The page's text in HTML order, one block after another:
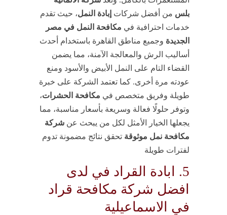
بلس من أفضل شركات إبادة النمل، حيث تقدم
خدمات احترافية في مكافحة النمل في مصر
الجديدة وجميع مناطق القاهرة باستخدام أحدث
أساليب الرش والمعالجة الآمنة، مما يضمن
القضاء التام على النمل الأبيض والأسود ومنع
عودته مرة أخرى. كما تعتمد الشركة على خبرة
طويلة وفريق متخصص في مكافحة الحشرات،
وتوفر حلولًا فعالة وسريعة بأسعار مناسبة، مما
يجعلها الخيار الأمثل لكل من يبحث عن شركة
مكافحة نمل موثوقة تحقق نتائج مضمونة تدوم
لفترات طويلة
5. ابادة القراد في لدى
افضل شركة مكافحة قراد
في الاسماعيلية